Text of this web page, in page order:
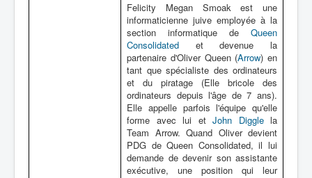
Felicity Megan Smoak est une
informaticienne juive employée à la
section informatique de Queen
Consolidated et devenue la
partenaire d'Oliver Queen (Arrow) en
tant que spécialiste des ordinateurs
et du piratage (Elle bricole des
ordinateurs depuis l'âge de 7 ans).
Elle appelle parfois l'équipe qu'elle
forme avec lui et John Digglela
Team Arrow. Quand Oliver devient
PDG de Queen Consolidated, il lui
demande de devenir son assistante
exécutive, une position qui leur